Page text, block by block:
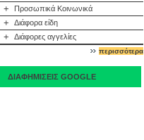
+ Προσωπικά Κοινωνικά
+ Διάφορα είδη
+ Διάφορες αγγελίες
περισσότερα
ΔΙΑΦΗΜΙΣΕΙΣ GOOGLE